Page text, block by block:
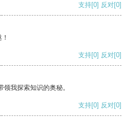
支持[0] 反对[0]
支持[0] 反对[0]
我探索知识的奥秘。
支持[0] 反对[0]